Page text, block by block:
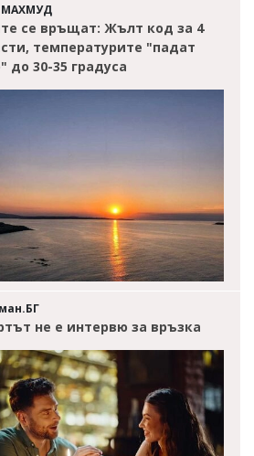
МАХМУД
се връщат: Жълт код за 4
температурите "падат
до 30-35 градуса
не е интервю за връзка